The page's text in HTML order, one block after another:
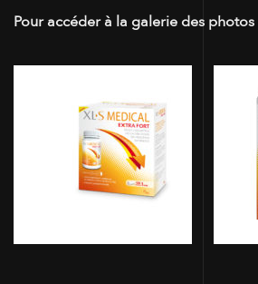
Pour accéder à la galerie des photos